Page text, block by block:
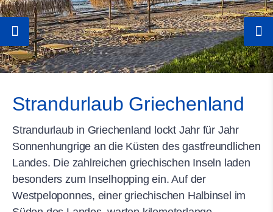
Strandurlaub Griechenland
Strandurlaub in Griechenland lockt Jahr für Jahr
Sonnenhungrige an die Küsten des gastfreundlichen
Landes. Die zahlreichen griechischen Inseln laden
besonders zum Inselhopping ein. Auf der
Westpeloponnes, einer griechischen Halbinsel im